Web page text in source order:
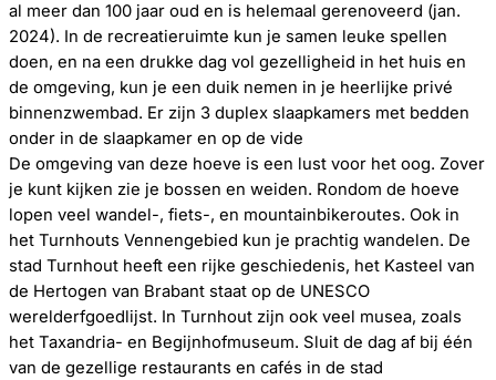
al meer dan 100 jaar oud en is helemaal gerenoveerd (jan.
2024). In de recreatieruimte kun je samen leuke spellen
doen, en na een drukke dag vol gezelligheid in het huis en
de omgeving, kun je een duik nemen in je heerlijke privé
binnenzwembad. Er zijn 3 duplex slaapkamers met bedden
onder in de slaapkamer en op de vide
De omgeving van deze hoeve is een lust voor het oog. Zover
je kunt kijken zie je bossen en weiden. Rondom de hoeve
lopen veel wandel-, fiets-, en mountainbikeroutes. Ook in
het Turnhouts Vennengebied kun je prachtig wandelen. De
stad Turnhout heeft een rijke geschiedenis, het Kasteel van
de Hertogen van Brabant staat op de UNESCO
werelderfgoedlijst. In Turnhout zijn ook veel musea, zoals
het Taxandria- en Begijnhofmuseum. Sluit de dag af bij één
van de gezellige restaurants en cafés in de stad